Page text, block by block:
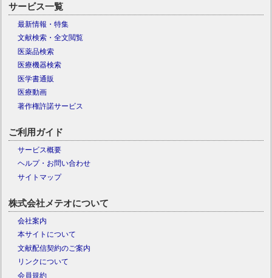
サービス一覧
最新情報・特集
文献検索・全文閲覧
医薬品検索
医療機器検索
医学書通販
医療動画
著作権許諾サービス
ご利用ガイド
サービス概要
ヘルプ・お問い合わせ
サイトマップ
株式会社メテオについて
会社案内
本サイトについて
文献配信契約のご案内
リンクについて
会員規約